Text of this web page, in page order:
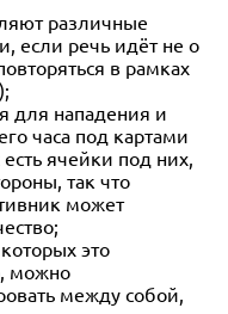
различные
если речь идёт не о
в рамках
для нападения и
часа под картами
ячейки под них,
так что
может
это
можно
между собой,